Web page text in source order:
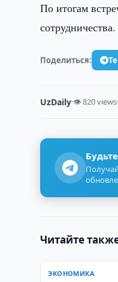
По итогам
сотрудничества.
Поделиться:
UzDaily·👁 820 views
Читайте
ЭКОНОМИКА